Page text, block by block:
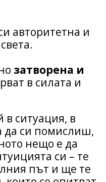
авторитетна и
затворена и
в силата и
в ситуация, в
да си помислиш,
нещо е да
си – те
път и ще те